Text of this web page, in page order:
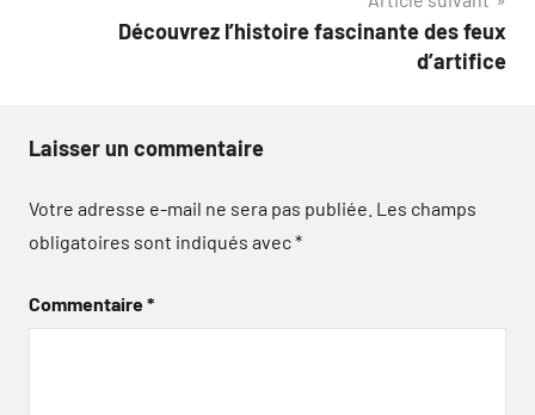
Découvrez l’histoire fascinante des feux
d’artifice
Laisser un commentaire
Votre adresse e-mail ne sera pas publiée. Les champs
obligatoires sont indiqués avec*
Commentaire*